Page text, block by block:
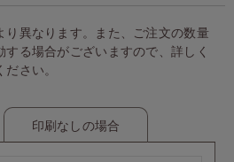
り異なります。また、ご注文の数量
る場合がございますので、詳しく
さい。
印刷なしの場合